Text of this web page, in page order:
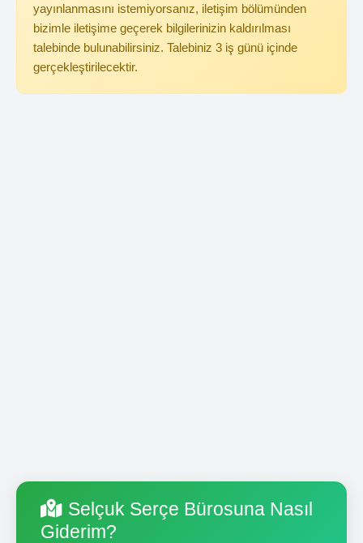
yayınlanmasını istemiyorsanız, iletişim bölümünden
bizimle iletişime geçerek bilgilerinizin kaldırılması
talebinde bulunabilirsiniz. Talebiniz 3 iş günü içinde
gerçekleştirilecektir.
Selçuk Serçe Bürosuna Nasıl
Giderim?